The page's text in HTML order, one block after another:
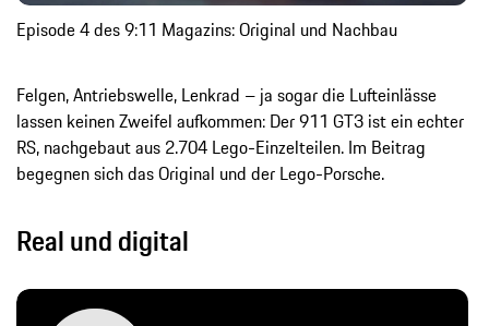
Episode 4 des 9:11 Magazins: Original und Nachbau
Felgen, Antriebswelle, Lenkrad – ja sogar die Lufteinlässe
lassen keinen Zweifel aufkommen: Der 911 GT3 ist ein echter
RS, nachgebaut aus 2.704 Lego-Einzelteilen. Im Beitrag
begegnen sich das Original und der Lego-Porsche.
Real und digital